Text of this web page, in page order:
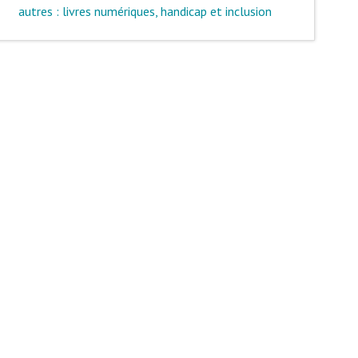
autres : livres numériques, handicap et inclusion